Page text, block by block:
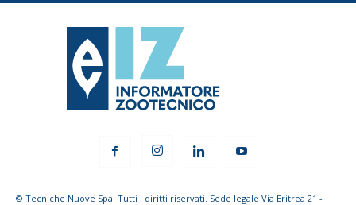
© Tecniche Nuove Spa. Tutti i diritti riservati. Sede legale Via Eritrea 21 -